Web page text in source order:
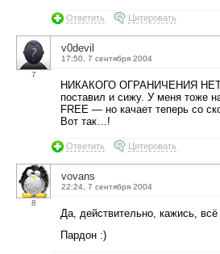
Ответить Цитировать
7
v0devil
17:50, 7 сентября 2004
НИКАКОГО ОГРАНИЧЕНИЯ
поставил и сижу. У меня тоже
FREE — но качает теперь со
Вот так…!
Ответить Цитировать
8
vovans
22:24, 7 сентября 2004
Да, действительно, кажись,
Пардон :)